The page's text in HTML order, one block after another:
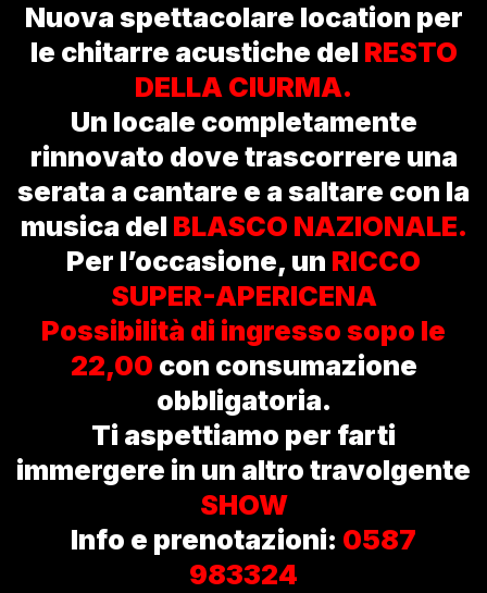
Nuova spettacolare location per
le chitarre acustiche del RESTO
DELLA CIURMA.
Un locale completamente
rinnovato dove trascorrere una
serata a cantare e a saltare con la
musica del BLASCO NAZIONALE.
Per l’occasione, un RICCO
SUPER-APERICENA
Possibilità di ingresso sopo le
22,00 con consumazione
obbligatoria.
Ti aspettiamo per farti
immergere in un altro travolgente
SHOW
Info e prenotazioni: 0587
983324